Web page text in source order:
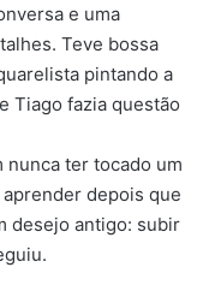
e uma
Teve bossa
pintando a
Tiago fazia questão
nunca ter tocado um
depois que
desejo antigo: subir